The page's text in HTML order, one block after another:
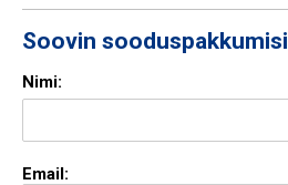
Soovin sooduspakkumisi
Nimi:
Email: